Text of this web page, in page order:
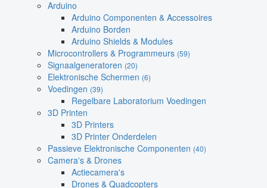
Arduino
Arduino Componenten & Accessoires
Arduino Borden
Arduino Shields & Modules
Microcontrollers & Programmeurs (59)
Signaalgeneratoren (20)
Elektronische Schermen (6)
Voedingen (39)
Regelbare Laboratorium Voedingen
3D Printen
3D Printers
3D Printer Onderdelen
Passieve Elektronische Componenten (40)
Camera's & Drones
Actiecamera's
Drones & Quadcopters